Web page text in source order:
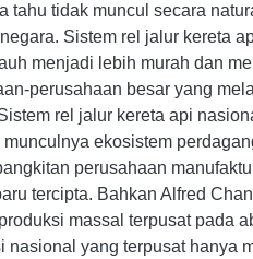
tahu tidak muncul secara
Sistem rel jalur kereta
menjadi lebih murah dan
perusahaan besar yang
rel jalur kereta api
ekosistem
perusahaan
tercipta. Bahkan Alfred
massal terpusat pada
yang terpusat hanya